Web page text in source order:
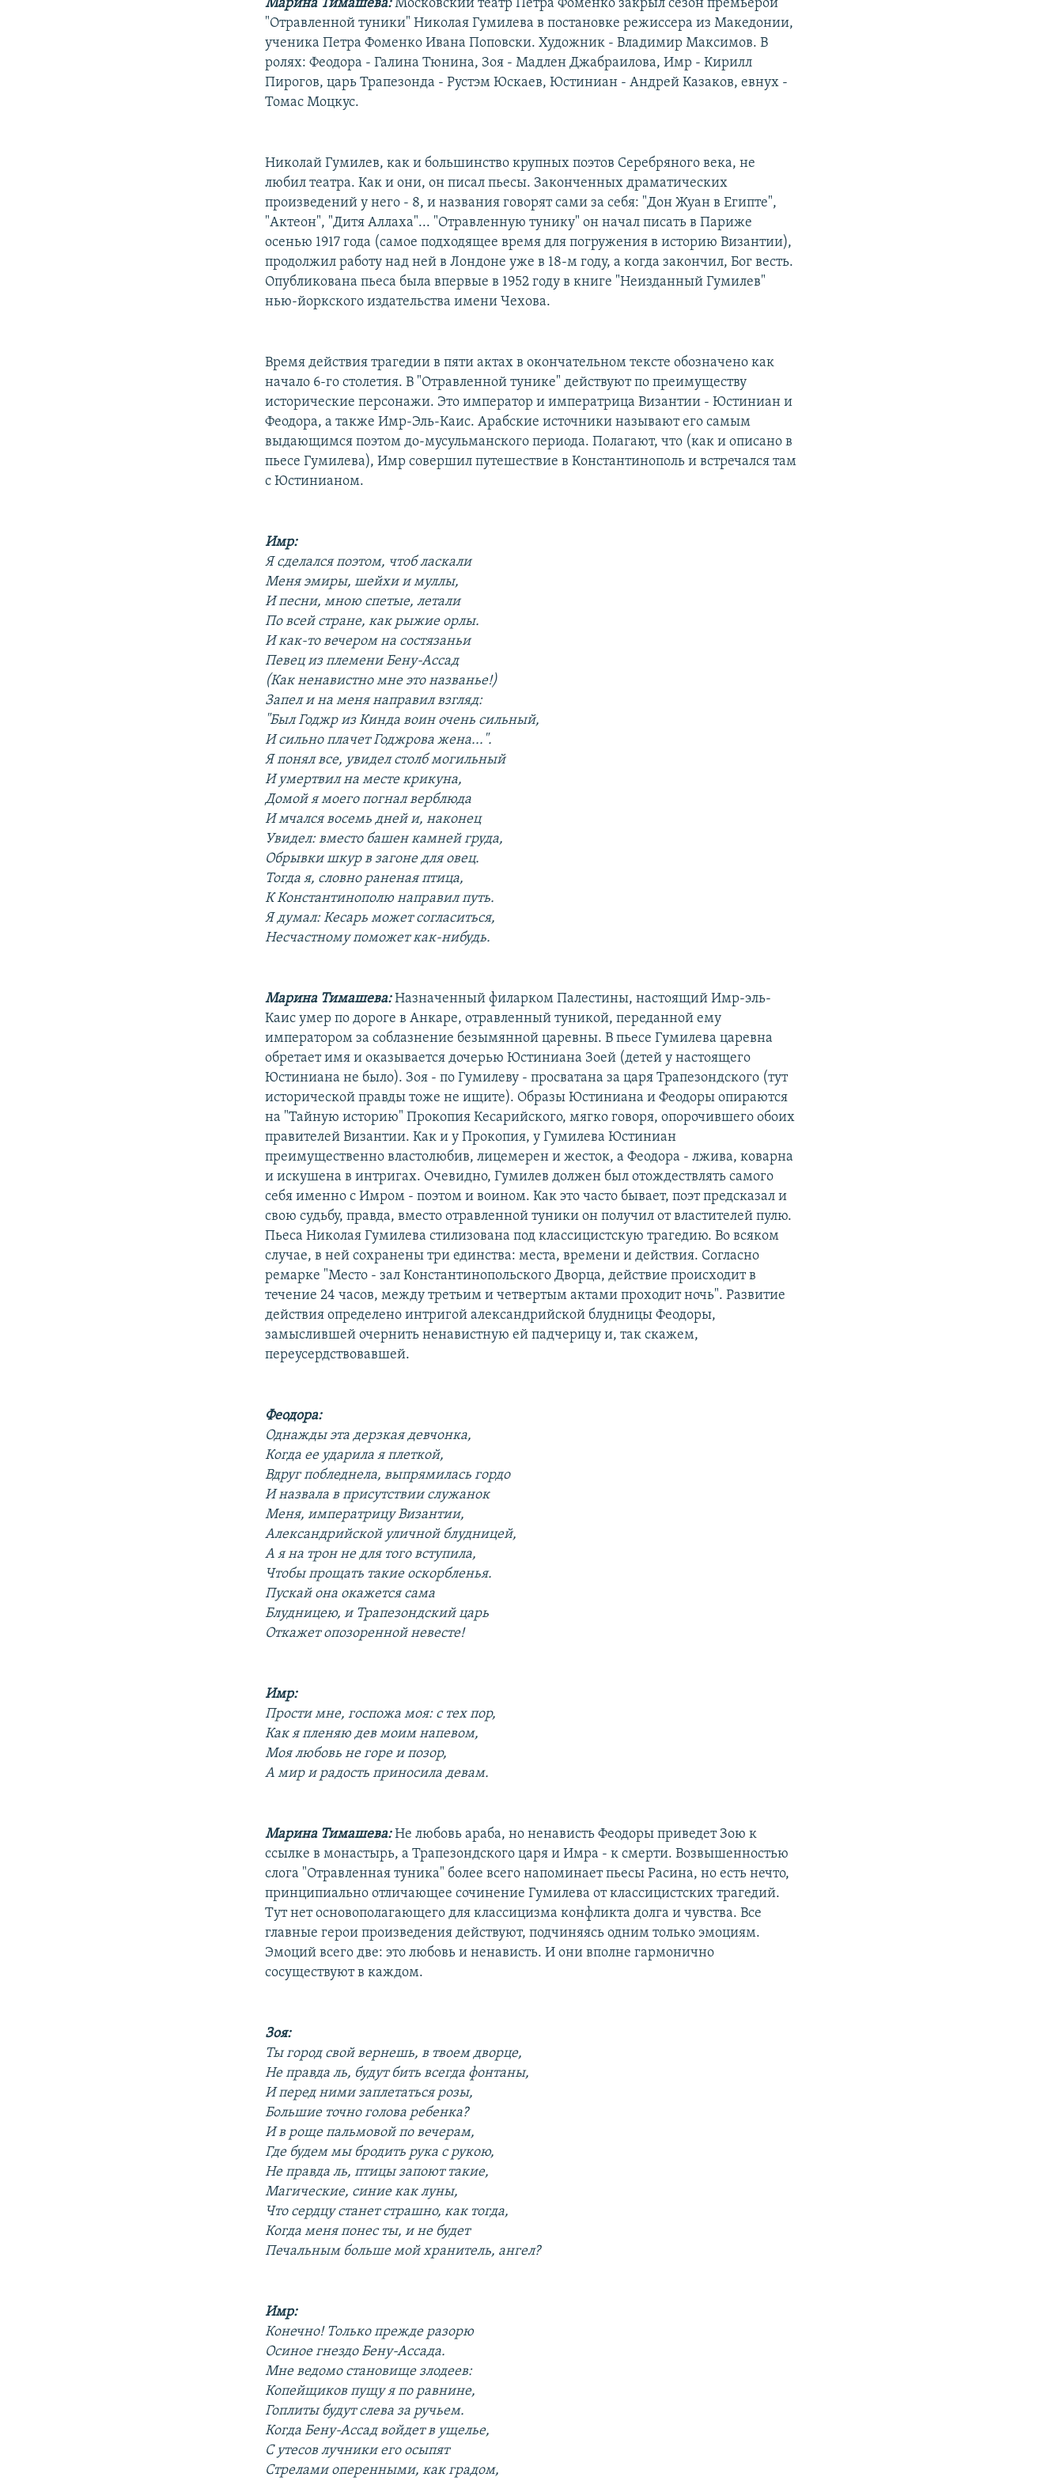
Марина Тимашева:Московский театр Петра Фоменко закрыл сезон премьерой
"Отравленной туники" Николая Гумилева в постановке режиссера из Македонии,
ученика Петра Фоменко Ивана Поповски. Художник - Владимир Максимов. В
ролях: Феодора - Галина Тюнина, Зоя - Мадлен Джабраилова, Имр - Кирилл
Пирогов, царь Трапезонда - Рустэм Юскаев, Юстиниан - Андрей Казаков, евнух -
Томас Моцкус.
Николай Гумилев, как и большинство крупных поэтов Cеребряного века, не
любил театра. Как и они, он писал пьесы. Законченных драматических
произведений у него - 8, и названия говорят сами за себя: "Дон Жуан в Египте",
"Актеон", "Дитя Аллаха"... "Отравленную тунику" он начал писать в Париже
осенью 1917 года (самое подходящее время для погружения в историю Византии),
продолжил работу над ней в Лондоне уже в 18-м году, а когда закончил, Бог весть.
Опубликована пьеса была впервые в 1952 году в книге "Неизданный Гумилев"
нью-йоркского издательства имени Чехова.
Время действия трагедии в пяти актах в окончательном тексте обозначено как
начало 6-го столетия. В "Отравленной тунике" действуют по преимуществу
исторические персонажи. Это император и императрица Византии - Юстиниан и
Феодора, а также Имр-Эль-Каис. Арабские источники называют его самым
выдающимся поэтом до-мусульманского периода. Полагают, что (как и описано в
пьесе Гумилева), Имр совершил путешествие в Константинополь и встречался там
с Юстинианом.
Имр:
Я сделался поэтом, чтоб ласкали
Меня эмиры, шейхи и муллы,
И песни, мною спетые, летали
По всей стране, как рыжие орлы.
И как-то вечером на состязаньи
Певец из племени Бену-Ассад
(Как ненавистно мне это названье!)
Запел и на меня направил взгляд:
"Был Годжр из Кинда воин очень сильный,
И сильно плачет Годжрова жена...".
Я понял все, увидел столб могильный
И умертвил на месте крикуна,
Домой я моего погнал верблюда
И мчался восемь дней и, наконец
Увидел: вместо башен камней груда,
Обрывки шкур в загоне для овец.
Тогда я, словно раненая птица,
К Константинополю направил путь.
Я думал: Кесарь может согласиться,
Несчастному поможет как-нибудь.
Марина Тимашева:Назначенный филарком Палестины, настоящий Имр-эль-
Каис умер по дороге в Анкаре, отравленный туникой, переданной ему
императором за соблазнение безымянной царевны. В пьесе Гумилева царевна
обретает имя и оказывается дочерью Юстиниана Зоей (детей у настоящего
Юстиниана не было). Зоя - по Гумилеву - просватана за царя Трапезондского (тут
исторической правды тоже не ищите). Образы Юстиниана и Феодоры опираются
на "Тайную историю" Прокопия Кесарийского, мягко говоря, опорочившего обоих
правителей Византии. Как и у Прокопия, у Гумилева Юстиниан
преимущественно властолюбив, лицемерен и жесток, а Феодора - лжива, коварна
и искушена в интригах. Очевидно, Гумилев должен был отождествлять самого
себя именно с Имром - поэтом и воином. Как это часто бывает, поэт предсказал и
свою судьбу, правда, вместо отравленной туники он получил от властителей пулю.
Пьеса Николая Гумилева стилизована под классицистскую трагедию. Во всяком
случае, в ней сохранены три единства: места, времени и действия. Согласно
ремарке "Место - зал Константинопольского Дворца, действие происходит в
течение 24 часов, между третьим и четвертым актами проходит ночь". Развитие
действия определено интригой александрийской блудницы Феодоры,
замыслившей очернить ненавистную ей падчерицу и, так скажем,
переусердствовавшей.
Феодора:
Однажды эта дерзкая девчонка,
Когда ее ударила я плеткой,
Вдруг побледнела, выпрямилась гордо
И назвала в присутствии служанок
Меня, императрицу Византии,
Александрийской уличной блудницей,
А я на трон не для того вступила,
Чтобы прощать такие оскорбленья.
Пускай она окажется сама
Блудницею, и Трапезондский царь
Откажет опозоренной невесте!
Имр:
Прости мне, госпожа моя: с тех пор,
Как я пленяю дев моим напевом,
Моя любовь не горе и позор,
А мир и радость приносила девам.
Марина Тимашева:Не любовь араба, но ненависть Феодоры приведет Зою к
ссылке в монастырь, а Трапезондского царя и Имра - к смерти. Возвышенностью
слога "Отравленная туника" более всего напоминает пьесы Расина, но есть нечто,
принципиально отличающее сочинение Гумилева от классицистских трагедий.
Тут нет основополагающего для классицизма конфликта долга и чувства. Все
главные герои произведения действуют, подчиняясь одним только эмоциям.
Эмоций всего две: это любовь и ненависть. И они вполне гармонично
сосуществуют в каждом.
Зоя:
Ты город свой вернешь, в твоем дворце,
Не правда ль, будут бить всегда фонтаны,
И перед ними заплетаться розы,
Большие точно голова ребенка?
И в роще пальмовой по вечерам,
Где будем мы бродить рука с рукою,
Не правда ль, птицы запоют такие,
Магические, синие как луны,
Что сердцу станет страшно, как тогда,
Когда меня понес ты, и не будет
Печальным больше мой хранитель, ангел?
Имр:
Конечно! Только прежде разорю
Осиное гнездо Бену-Ассада.
Мне ведомо становище злодеев:
Копейщиков пущу я по равнине,
Гоплиты будут слева за ручьем.
Когда Бену-Ассад войдет в ущелье,
С утесов лучники его осыпят
Стрелами оперенными, как градом,